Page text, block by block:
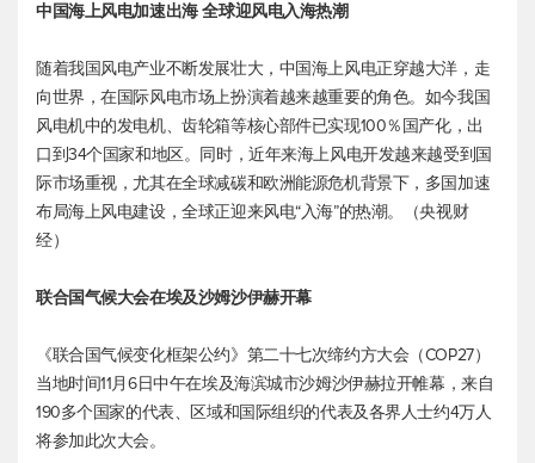
中国海上风电加速出海 全球迎风电入海热潮
随着我国风电产业不断发展壮大，中国海上风电正穿越大洋，走
向世界，在国际风电市场上扮演着越来越重要的角色。如今我国
风电机中的发电机、齿轮箱等核心部件已实现100％国产化，出
口到34个国家和地区。同时，近年来海上风电开发越来越受到国
际市场重视，尤其在全球减碳和欧洲能源危机背景下，多国加速
布局海上风电建设，全球正迎来风电“入海”的热潮。（央视财
经）
联合国气候大会在埃及沙姆沙伊赫开幕
《联合国气候变化框架公约》第二十七次缔约方大会（COP27）
当地时间11月6日中午在埃及海滨城市沙姆沙伊赫拉开帷幕，来自
190多个国家的代表、区域和国际组织的代表及各界人士约4万人
将参加此次大会。